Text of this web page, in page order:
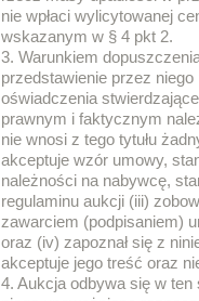
nie wpłaci wylicytowanej
wskazanym w § 4 pkt 2.
3. Warunkiem
przedstawienie przez
oświadczenia
prawnym i faktycznym
nie wnosi z tego tytułu
akceptuje wzór umowy,
należności na nabywcę,
regulaminu aukcji (iii)
zawarciem (podpisaniem)
oraz (iv) zapoznał się z
akceptuje jego treść oraz
4. Aukcja odbywa się w